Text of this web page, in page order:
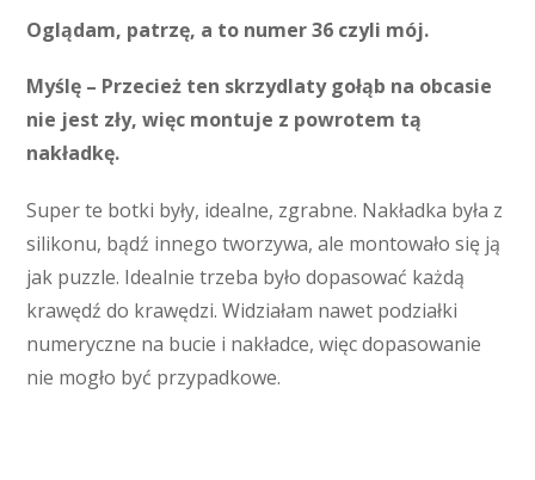
Oglądam, patrzę, a to numer 36 czyli mój.
Myślę – Przecież ten skrzydlaty gołąb na obcasie
nie jest zły, więc montuje z powrotem tą
nakładkę.
Super te botki były, idealne, zgrabne. Nakładka była z
silikonu, bądź innego tworzywa, ale montowało się ją
jak puzzle. Idealnie trzeba było dopasować każdą
krawędź do krawędzi. Widziałam nawet podziałki
numeryczne na bucie i nakładce, więc dopasowanie
nie mogło być przypadkowe.